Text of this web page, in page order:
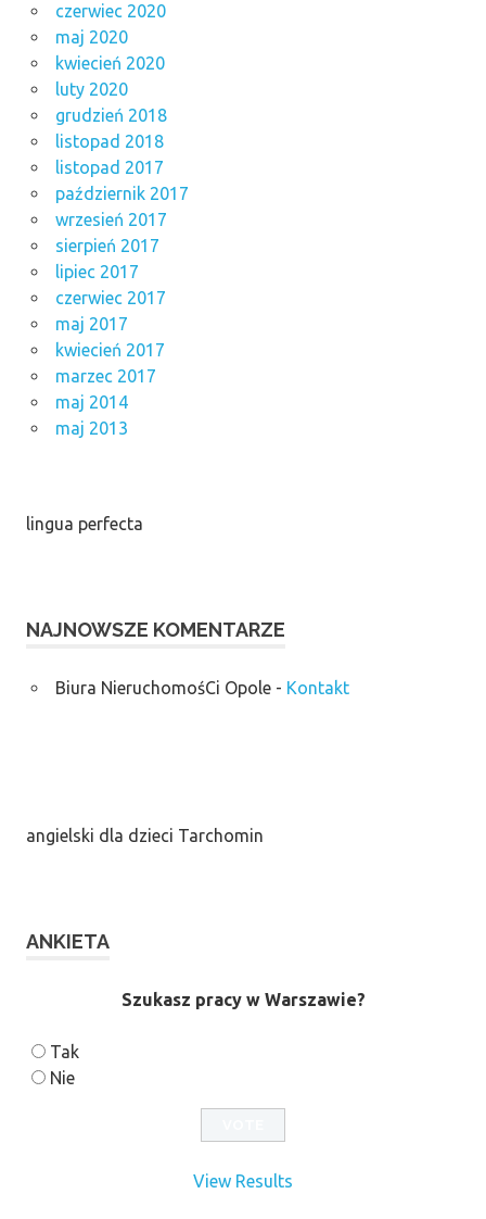
czerwiec 2020
maj 2020
kwiecień 2020
luty 2020
grudzień 2018
listopad 2018
listopad 2017
październik 2017
wrzesień 2017
sierpień 2017
lipiec 2017
czerwiec 2017
maj 2017
kwiecień 2017
marzec 2017
maj 2014
maj 2013
lingua perfecta
NAJNOWSZE KOMENTARZE
Biura NieruchomośCi Opole- Kontakt
angielski dla dzieci Tarchomin
ANKIETA
Szukasz pracy w Warszawie?
Tak
Nie
View Results